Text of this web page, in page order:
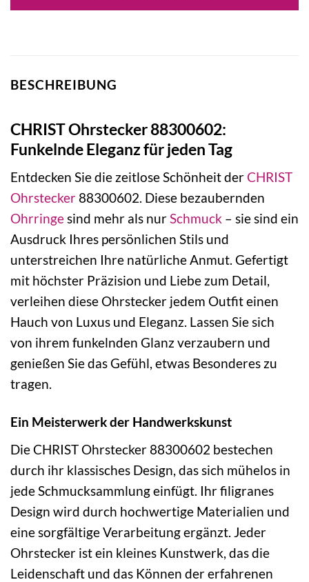
BESCHREIBUNG
CHRIST Ohrstecker 88300602:
Funkelnde Eleganz für jeden Tag
Entdecken Sie die zeitlose Schönheit derCHRIST
Ohrstecker 88300602. Diese bezaubernden
Ohrringesind mehr als nurSchmuck – sie sind ein
Ausdruck Ihres persönlichen Stils und
unterstreichen Ihre natürliche Anmut. Gefertigt
mit höchster Präzision und Liebe zum Detail,
verleihen diese Ohrstecker jedem Outfit einen
Hauch von Luxus und Eleganz. Lassen Sie sich
von ihrem funkelnden Glanz verzaubern und
genießen Sie das Gefühl, etwas Besonderes zu
tragen.
Ein Meisterwerk der Handwerkskunst
Die CHRIST Ohrstecker 88300602 bestechen
durch ihr klassisches Design, das sich mühelos in
jede Schmucksammlung einfügt. Ihr filigranes
Design wird durch hochwertige Materialien und
eine sorgfältige Verarbeitung ergänzt. Jeder
Ohrstecker ist ein kleines Kunstwerk, das die
Leidenschaft und das Können der erfahrenen